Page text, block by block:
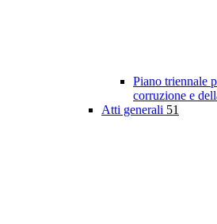
Piano triennale
corruzione e
Atti generali 51